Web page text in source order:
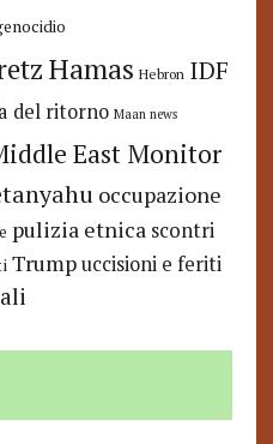
Hamas Hebron IDF
del ritorno Maan news
East Monitor
occupazione
pulizia etnica scontri
Trump uccisioni e feriti